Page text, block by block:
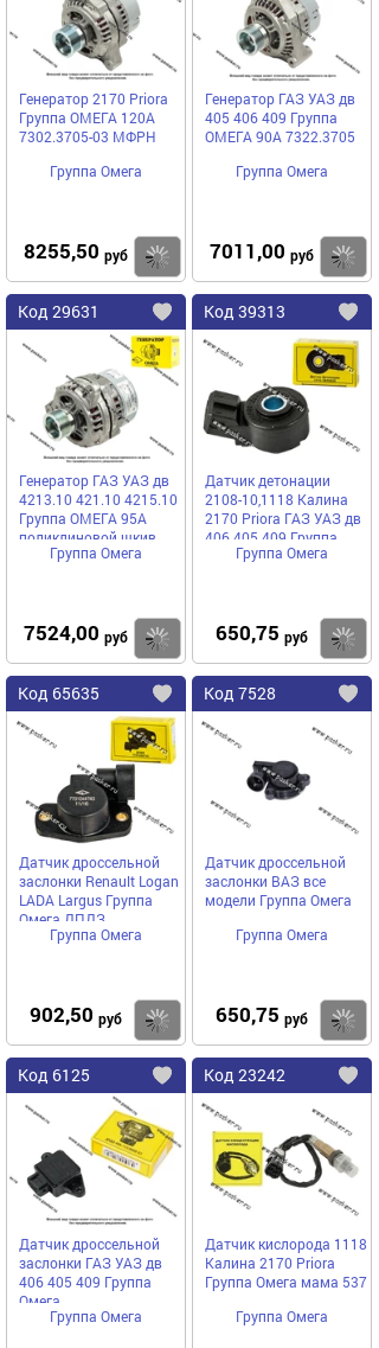
Генератор 2170 Priora
Группа ОМЕГА 120А
7302.3705-03 МФРН
Группа Омега
8255,50 руб Купить
Генератор ГАЗ УАЗ дв
405 406 409 Группа
ОМЕГА 90А 7322.3705
Группа Омега
7011,00 руб
Код 29631
Добавить
в
избранное
Генератор ГАЗ УАЗ дв
4213.10 421.10 4215.10
Группа ОМЕГА 95А
поликлиновой шкив
7302.3705-18
Группа Омега
7524,00 руб Купить
Код 39313
в
Датчик детонации
2108-10,1118 Калина
2170 Priora ГАЗ УАЗ дв
406 405 409 Группа
ОмегаГруппа Омега
650,75 руб
Код 65635
Добавить
в
избранное
Датчик дроссельной
заслонки Renault Logan
LADA Largus Группа
Омега ДПДЗ
7701044743
Группа Омега
902,50 руб Купить
Код 7528
Датчик дроссельной
заслонки ВАЗ все
модели Группа Омега
Группа Омега
650,75 руб
Код 6125
Добавить
избранное
Датчик дроссельной
заслонки ГАЗ УАЗ дв
406 405 409 Группа
Омега
Группа Омега
Код 23242
Датчик кислорода 1118
Калина 2170 Priora
Группа Омега мама 537
Группа Омега